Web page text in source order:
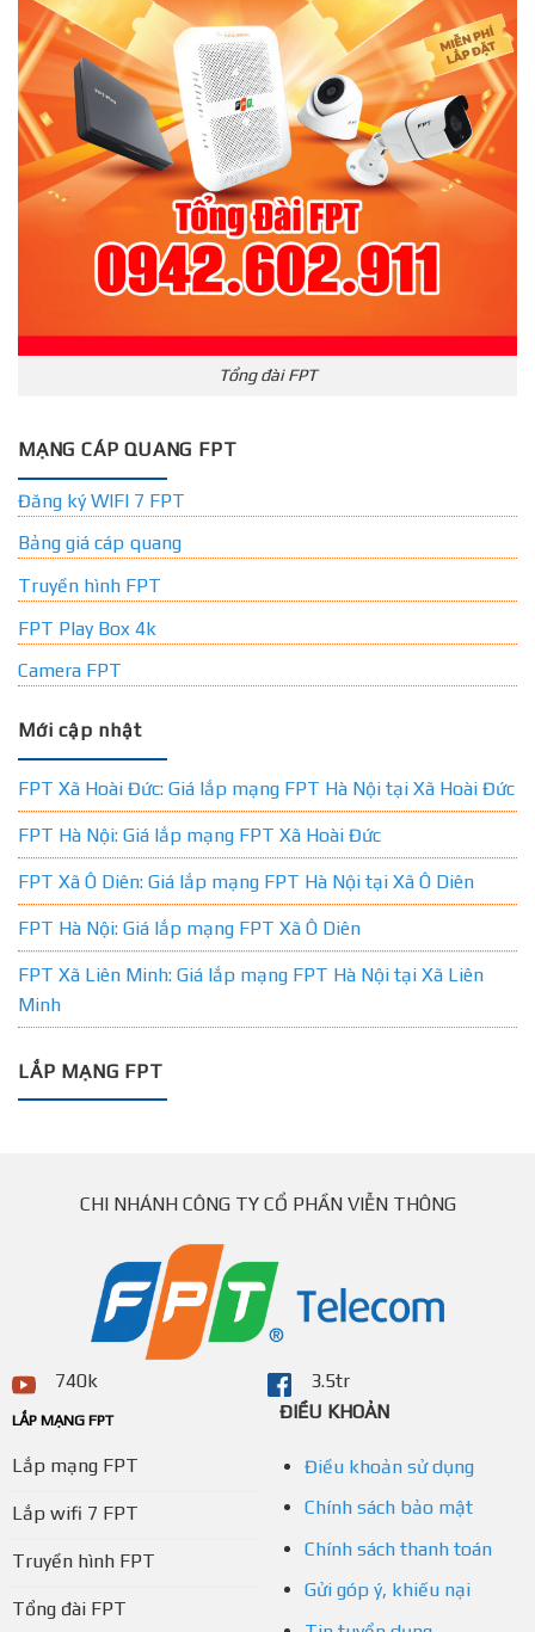
Tổng đài FPT
MẠNG CÁP QUANG FPT
Đăng ký WIFI 7 FPT
Bảng giá cáp quang
Truyền hình FPT
FPT Play Box 4k
Camera FPT
Mới cập nhật
FPT Xã Hoài Đức: Giá lắp mạng FPT Hà Nội tại Xã Hoài Đức
FPT Hà Nội: Giá lắp mạng FPT Xã Hoài Đức
FPT Xã Ô Diên: Giá lắp mạng FPT Hà Nội tại Xã Ô Diên
FPT Hà Nội: Giá lắp mạng FPT Xã Ô Diên
FPT Xã Liên Minh: Giá lắp mạng FPT Hà Nội tại Xã Liên
Minh
LẮP MẠNG FPT
CHI NHÁNH CÔNG TY CỔ PHẦN VIỄN THÔNG
740k 3.5tr
LẮP MẠNG FPT
Lắp mạng FPT
Lắp wifi 7 FPT
Truyền hình FPT
Tổng đài FPT
ĐIỀU KHOẢN
Điều khoản sử dụng
Chính sách bảo mật
Chính sách thanh toán
Gửi góp ý, khiếu nại